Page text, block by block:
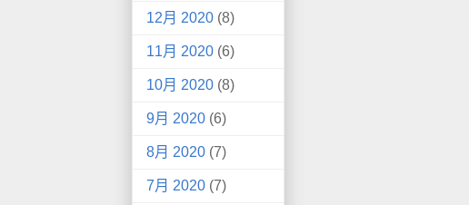
12月 2020 (8)
11月 2020 (6)
10月 2020 (8)
9月 2020 (6)
8月 2020 (7)
7月 2020 (7)